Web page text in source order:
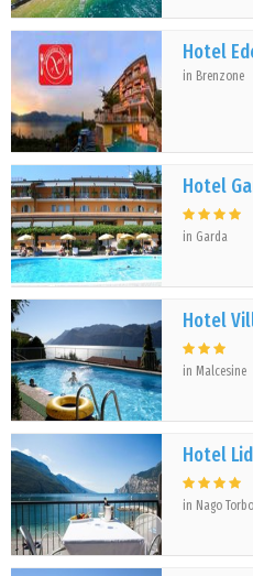
Hotel
in Brenzone
Hotel
in Garda
Hotel
in Malcesine
Hotel
in Nago